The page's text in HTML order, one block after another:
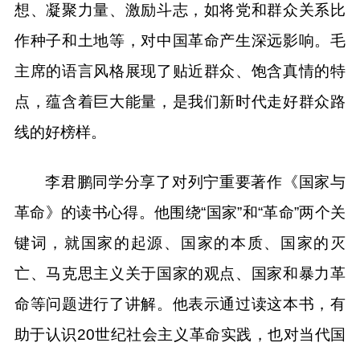
想、凝聚力量、激励斗志，如将党和群众关系比
作种子和土地等，对中国革命产生深远影响。毛
主席的语言风格展现了贴近群众、饱含真情的特
点，蕴含着巨大能量，是我们新时代走好群众路
线的好榜样。
李君鹏同学分享了对列宁重要著作《国家与
革命》的读书心得。他围绕“国家”和“革命”两个关
键词，就国家的起源、国家的本质、国家的灭
亡、马克思主义关于国家的观点、国家和暴力革
命等问题进行了讲解。他表示通过读这本书，有
助于认识20世纪社会主义革命实践，也对当代国